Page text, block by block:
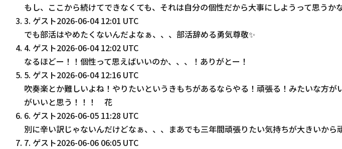
もし、ここから続けてできなくても、それは自分の個性だから大事にしようって思うか
3. ゲスト2026-06-04 12:01 UTC
でも部活はやめたくないんだよなぁ、、、部活辞める勇気尊敬✨
4. ゲスト2026-06-04 12:02 UTC
なるほどー！！個性って思えばいいのか、、、！ありがとー！
5. ゲスト2026-06-04 12:16 UTC
吹奏楽とか難しいよね！やりたいというきもちがあるならやる！頑張る！みたいな方
がいいと思う！！！ 花
6. ゲスト2026-06-05 11:28 UTC
別に辛い訳じゃないんだけどなぁ、、、まあでも三年間頑張りたい気持ちが大きいから
7. ゲスト2026-06-06 06:05 UTC